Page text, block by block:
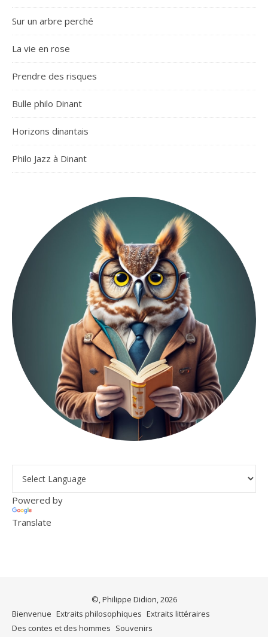
Sur un arbre perché
La vie en rose
Prendre des risques
Bulle philo Dinant
Horizons dinantais
Philo Jazz à Dinant
Powered by
Translate
©, Philippe Didion, 2026
Bienvenue Extraits philosophiques Extraits littéraires
Des contes et des hommes Souvenirs